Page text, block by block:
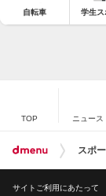
自転車 学生ス
TOP ニュース
スポ
サイトご利用にあたって